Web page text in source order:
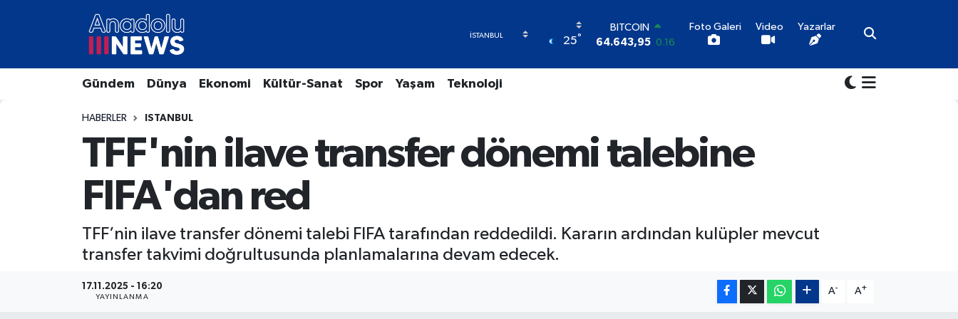
25°
BITCOIN
64.643,95 0.16
GRAM ALTIN
6500.87
0.12
Foto Galeri Video Yazarlar
Gündem Dünya Ekonomi Kültür-Sanat Spor Yaşam Teknoloji
HABERLER ISTANBUL
TFF'nin ilave transfer dönemi talebine
FIFA'dan red
TFF’nin ilave transfer dönemi talebi FIFA tarafından reddedildi. Kararın ardından kulüpler mevcut
transfer takvimi doğrultusunda planlamalarına devam edecek.
17.11.2025 - 16:20
YAYINLANMA
A- A+
Hava Durumu
Trafik Durumu
Son Dakika Haberleri
Haber Arşivi